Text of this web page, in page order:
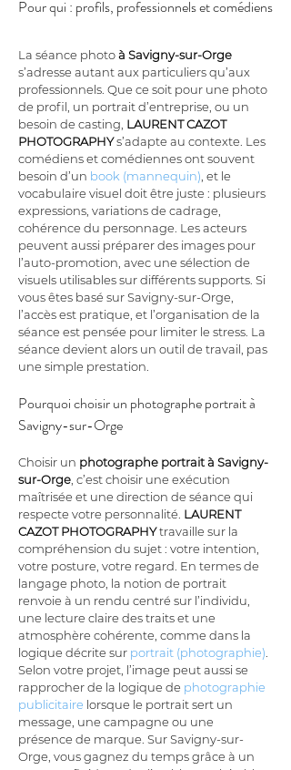
Pour qui : profils, professionnels et comédiens
La séance photo à Savigny-sur-Orge
s’adresse autant aux particuliers qu’aux
professionnels. Que ce soit pour une photo
de profil, un portrait d’entreprise, ou un
besoin de casting, LAURENT CAZOT
PHOTOGRAPHY s’adapte au contexte. Les
comédiens et comédiennes ont souvent
besoin d’un book (mannequin) , et le
vocabulaire visuel doit être juste : plusieurs
expressions, variations de cadrage,
cohérence du personnage. Les acteurs
peuvent aussi préparer des images pour
l’auto-promotion, avec une sélection de
visuels utilisables sur différents supports. Si
vous êtes basé sur Savigny-sur-Orge,
l’accès est pratique, et l’organisation de la
séance est pensée pour limiter le stress. La
séance devient alors un outil de travail, pas
une simple prestation.
Pourquoi choisir un photographe portrait à
Savigny-sur-Orge
Choisir un photographe portrait à Savigny-
sur-Orge , c’est choisir une exécution
maîtrisée et une direction de séance qui
respecte votre personnalité. LAURENT
CAZOT PHOTOGRAPHY travaille sur la
compréhension du sujet : votre intention,
votre posture, votre regard. En termes de
langage photo, la notion de portrait
renvoie à un rendu centré sur l’individu,
une lecture claire des traits et une
atmosphère cohérente, comme dans la
logique décrite sur portrait (photographie)
Selon votre projet, l’image peut aussi se
rapprocher de la logique de photographie
publicitaire lorsque le portrait sert un
message, une campagne ou une
présence de marque. Sur Savigny-sur-
Orge, vous gagnez du temps grâce à un